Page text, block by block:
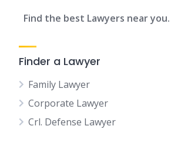
Find the best Lawyers near you.
Finder a Lawyer
Family Lawyer
Corporate Lawyer
Crl. Defense Lawyer